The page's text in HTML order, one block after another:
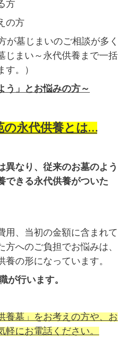
方
の方
が墓じまいのご相談が多く
じまい～永代供養まで一括
す。）
う」とお悩みの方～
の永代供養とは…
異なり、従来のお墓のよう
できる永代供養がついた
用、当初の金額に含まれて
方へのご負担でお悩みは、
養の形になっています。
が行います。
養墓」をお考えの方や、お
軽にお電話ください。